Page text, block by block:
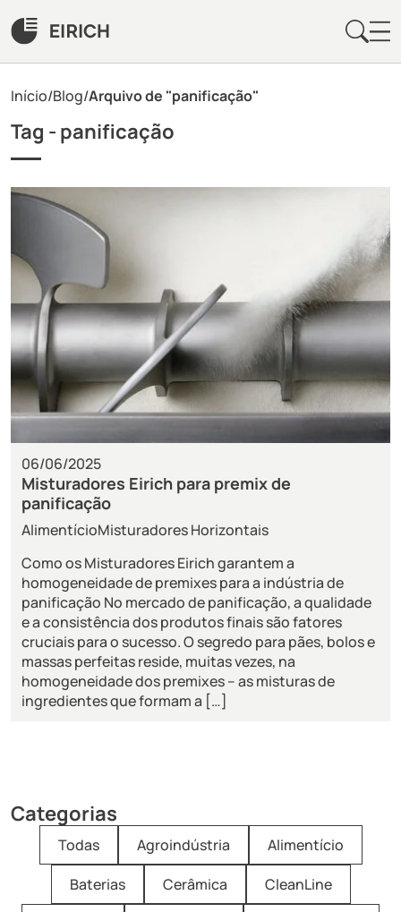
Início/Blog/Arquivo de "panificação"
Tag - panificação
06/06/2025
Misturadores Eirich para premix de
panificação
AlimentícioMisturadores Horizontais
Como os Misturadores Eirich garantem a
homogeneidade de premixes para a indústria de
panificação No mercado de panificação, a qualidade
e a consistência dos produtos finais são fatores
cruciais para o sucesso. O segredo para pães, bolos e
massas perfeitas reside, muitas vezes, na
homogeneidade dos premixes – as misturas de
ingredientes que formam a […]
Categorias
Todas Agroindústria
Alimentício
Baterias
Cerâmica
CleanLine